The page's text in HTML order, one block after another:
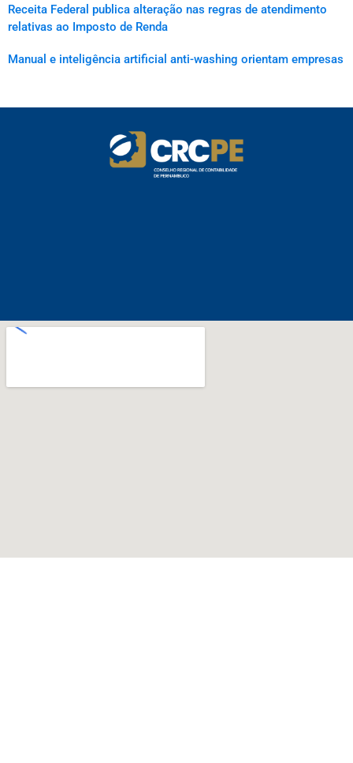
Receita Federal publica alteração nas regras de atendimento
relativas ao Imposto de Renda
Manual e inteligência artificial anti-washing orientam empresas